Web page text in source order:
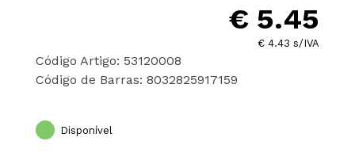
€ 5.45
€ 4.43 s/IVA
Código Artigo: 53120008
Código de Barras: 8032825917159
Disponível